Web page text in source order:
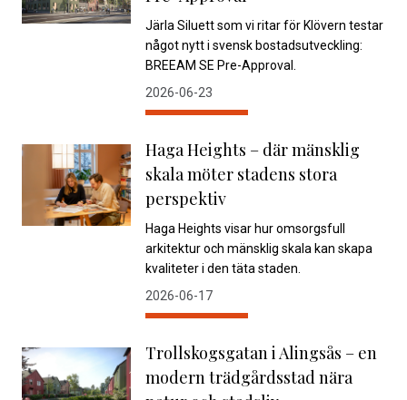
Järla Siluett som vi ritar för Klövern testar
något nytt i svensk bostadsutveckling:
BREEAM SE Pre-Approval.
2026-06-23
Haga Heights – där mänsklig
skala möter stadens stora
perspektiv
Haga Heights visar hur omsorgsfull
arkitektur och mänsklig skala kan skapa
kvaliteter i den täta staden.
2026-06-17
Trollskogsgatan i Alingsås – en
modern trädgårdsstad nära